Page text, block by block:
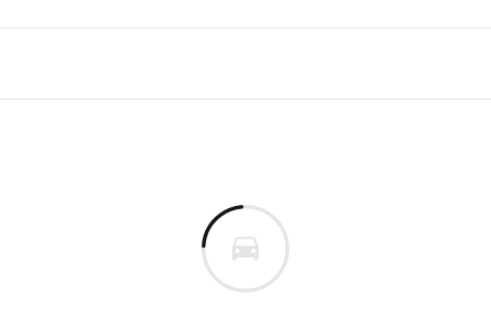
Baureihengeneration wie das